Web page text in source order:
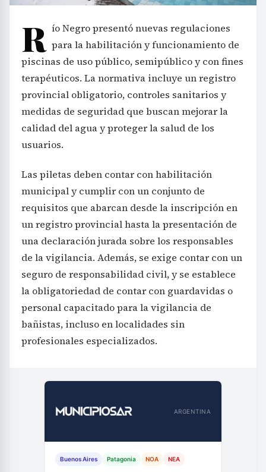
R ío Negro presentó nuevas regulaciones
para la habilitación y funcionamiento de
piscinas de uso público, semipúblico y con fines
terapéuticos. La normativa incluye un registro
provincial obligatorio, controles sanitarios y
medidas de seguridad que buscan mejorar la
calidad del agua y proteger la salud de los
usuarios.
Las piletas deben contar con habilitación
municipal y cumplir con un conjunto de
requisitos que abarcan desde la inscripción en
un registro provincial hasta la presentación de
una declaración jurada sobre los responsables
de la vigilancia. Además, se exige contar con un
seguro de responsabilidad civil, y se establece
la obligatoriedad de contar con guardavidas o
personal capacitado para la vigilancia de
bañistas, incluso en localidades sin
profesionales especializados.
ARGENTINA
Buenos Aires Patagonia NOA NEA